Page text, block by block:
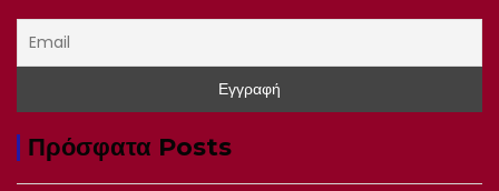
Πρόσφατα Posts